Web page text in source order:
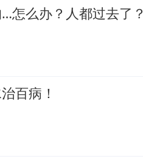
怎么办？人都过去了？
百病！